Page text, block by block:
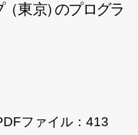
（東京） のプログラ
ファイル：413